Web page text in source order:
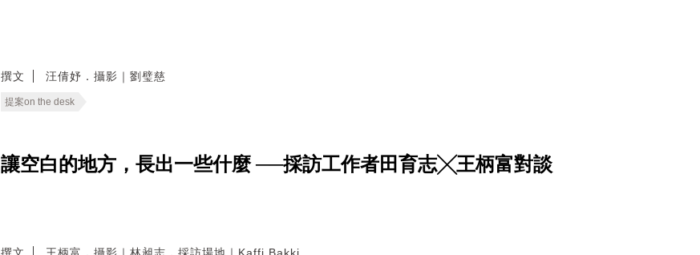
撰文 汪倩妤．攝影｜劉璧慈
提案on the desk
讓空白的地方，長出一些什麼 ──採訪工作者田育志╳王柄富對談